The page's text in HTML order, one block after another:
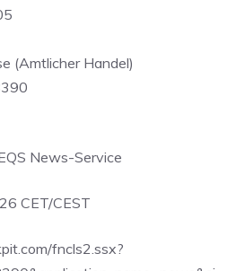
(Amtlicher Handel)
News-Service
CET/CEST
fncls2.ssx?